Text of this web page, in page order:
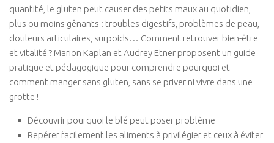
Muriel Rojas
Marie Delaneau
Arnaud Mattlinger
Sandrine Toutard
Etienne Hayem
GRETT
quantité, le gluten peut causer des petits maux au quotidien,
plus ou moins gênants : troubles digestifs, problèmes de peau,
douleurs articulaires, surpoids… Comment retrouver bien-être
et vitalité ? Marion Kaplan et Audrey Etner proposent un guide
pratique et pédagogique pour comprendre pourquoi et
comment manger sans gluten, sans se priver ni vivre dans une
grotte !
Découvrir pourquoi le blé peut poser problème
Repérer facilement les aliments à privilégier et ceux à éviter